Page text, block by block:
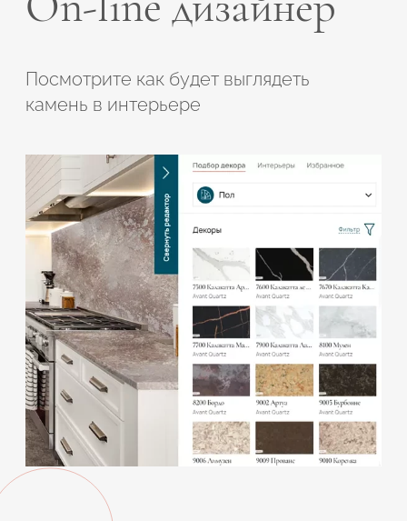
Посмотрите как будет выглядеть
камень в интерьере